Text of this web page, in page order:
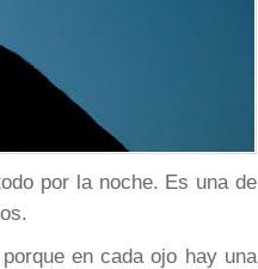
por la noche. Es una de
en cada ojo hay una